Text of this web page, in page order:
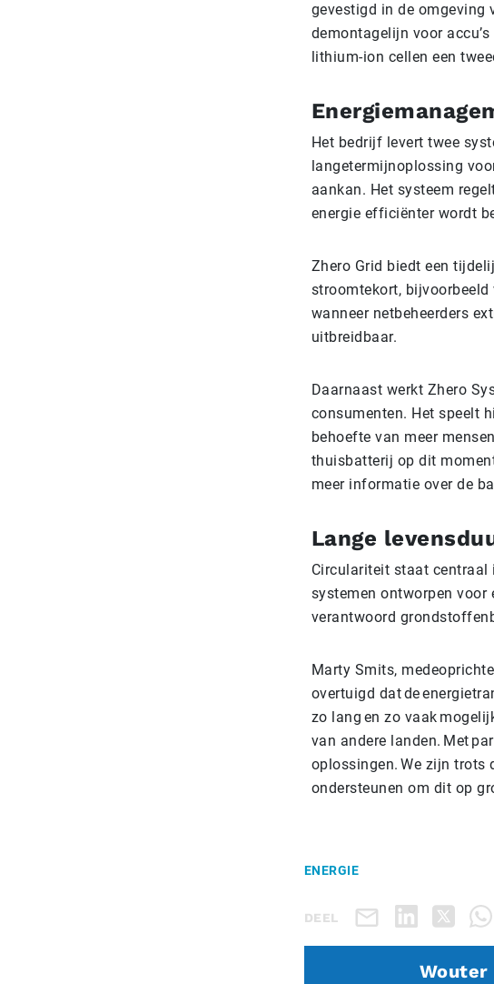
gevestigd in de omgeving
demontagelijn voor
lithium-ion cellen een
Het bedrijf levert twee
langetermijnoplossing
aankan. Het systeem
energie efficiënter wordt
Zhero Grid biedt een
stroomtekort,
wanneer netbeheerders
uitbreidbaar.
Daarnaast werkt Zhero
consumenten. Het speelt
behoefte van meer
thuisbatterij op dit
meer informatie over de
Lange
Circulariteit staat centraal
systemen ontworpen voor
verantwoord
Marty Smits,
overtuigd dat de
zo lang en zo vaak
van andere landen. Met
oplossingen. We zijn trots
ondersteunen om dit op
ENERGIE
DEEL
Wouter